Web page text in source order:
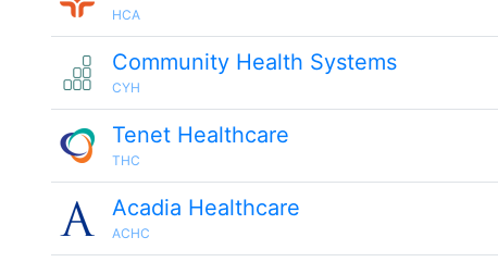
HCA
Community Health Systems
CYH
Tenet Healthcare
THC
Acadia Healthcare
ACHC